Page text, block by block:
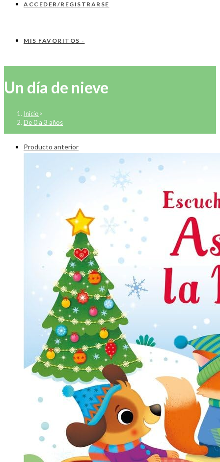
ACCEDER/REGISTRARSE
MIS FAVORITOS -
Un día de nieve
Inicio>
De 0 a 3 años
Producto anterior